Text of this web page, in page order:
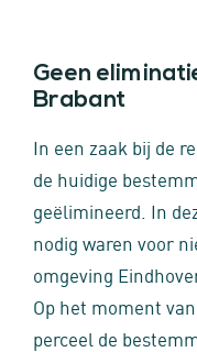
Geen
Brabant
In een zaak bij de
de huidige
geëlimineerd. In
nodig waren voor
omgeving
Op het moment
perceel de